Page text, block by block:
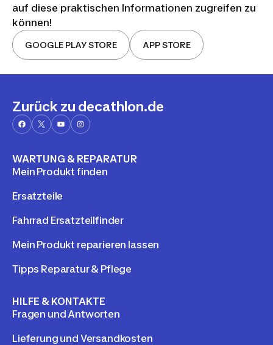
auf diese praktischen Informationen zugreifen zu
können!
GOOGLE PLAY STORE APP STORE
Zurück zu decathlon.de
WARTUNG & REPARATUR
Mein Produkt finden
Ersatzteile
Fahrrad Ersatzteilfinder
Mein Produkt reparieren lassen
Tipps Reparatur & Pflege
HILFE & KONTAKTE
Fragen und Antworten
Lieferung und Versandkosten